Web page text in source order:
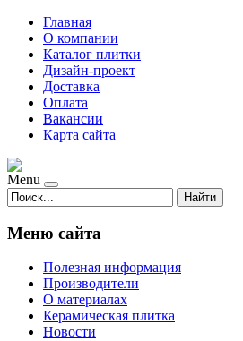
Главная
О компании
Каталог плитки
Дизайн-проект
Доставка
Оплата
Вакансии
Карта сайта
Menu
Найти
Меню сайта
Полезная информация
Производители
О материалах
Керамическая плитка
Новости